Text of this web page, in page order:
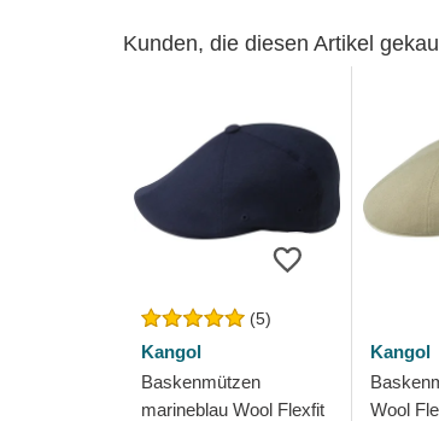
Kunden, die diesen Artikel
(5)
Kangol
Baskenmützen
marineblau Wool Flexfit
Kangol
Wool